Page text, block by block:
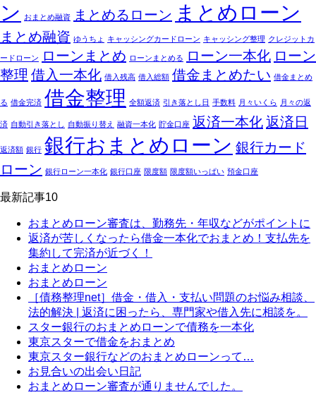
ン
おまとめ融資 まとめるローン まとめローン
まとめ融資 ゆうちょ キャッシングカードローン キャッシング整理 クレジットカ
ードローン ローンまとめ ローンまとめる ローン一本化 ローン
整理 借入一本化 借入残高 借入総額 借金まとめたい 借金まとめ
る 借金完済 借金整理 全額返済 引き落とし日 手数料 月々いくら 月々の返
済 自動引き落とし 自動振り替え 融資一本化 貯金口座 返済一本化返済日
返済額 銀行 銀行おまとめローン 銀行カード
ローン 銀行ローン一本化 銀行口座 限度額 限度額いっぱい 預金口座
最新記事10
おまとめローン審査は、勤務先・年収などがポイントに
返済が苦しくなったら借金一本化でおまとめ！支払先を
集約して完済が近づく！
おまとめローン
おまとめローン
［債務整理net］借金・借入・支払い問題のお悩み相談、
法的解決 | 返済に困ったら、専門家や借入先に相談を。
スター銀行のおまとめローンで債務を一本化
東京スターで借金をおまとめ
東京スター銀行などのおまとめローンって…
お見合いの出会い日記
おまとめローン審査が通りませんでした。